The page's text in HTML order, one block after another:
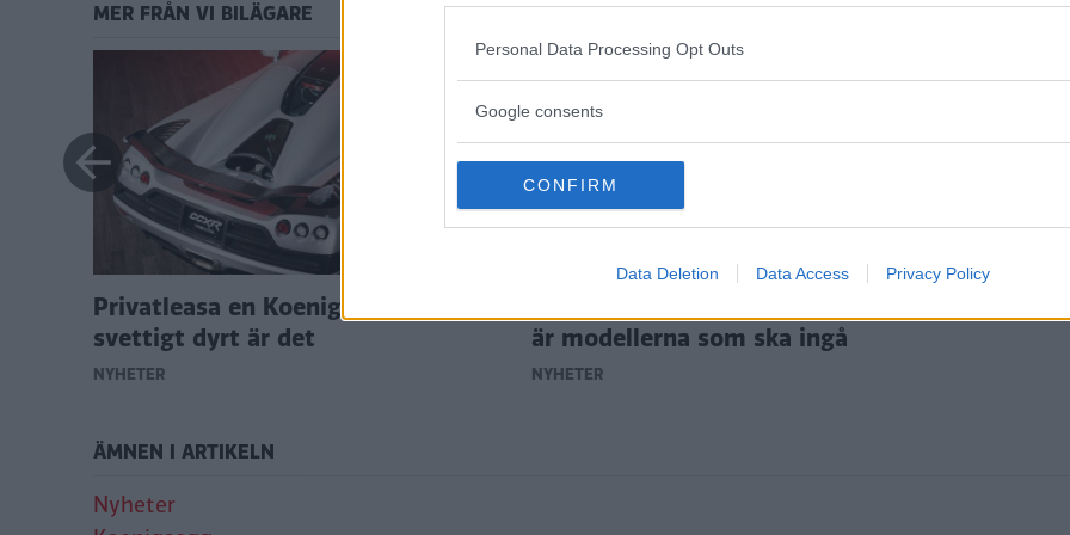
Personal Data Processing Opt Outs
Google consents
CONFIRM
Data Deletion Data Access Privacy Policy
MER FRÅN VI BILÄGARE
Privatleasa en Koenigsegg – så
svettigt dyrt är det
NYHETER
är modellerna som ska ingå
NYHETER
"långt
NYHETER
ÄMNEN I ARTIKELN
Nyheter